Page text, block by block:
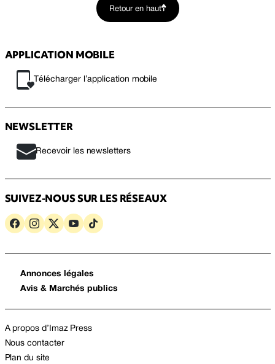
Retour en haut
APPLICATION MOBILE
Télécharger l’application mobile
NEWSLETTER
Recevoir les newsletters
SUIVEZ-NOUS SUR LES RÉSEAUX
Annonces légales
Avis & Marchés publics
A propos d’Imaz Press
Nous contacter
Plan du site